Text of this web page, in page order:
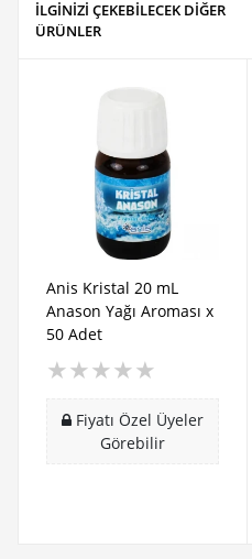
İLGİNİZİ ÇEKEBİLECEK DİĞER
ÜRÜNLER
Anis Kristal 20 mL
Anason Yağı Aroması x
50 Adet
★★★★★
Fiyatı Özel Üyeler
Görebilir